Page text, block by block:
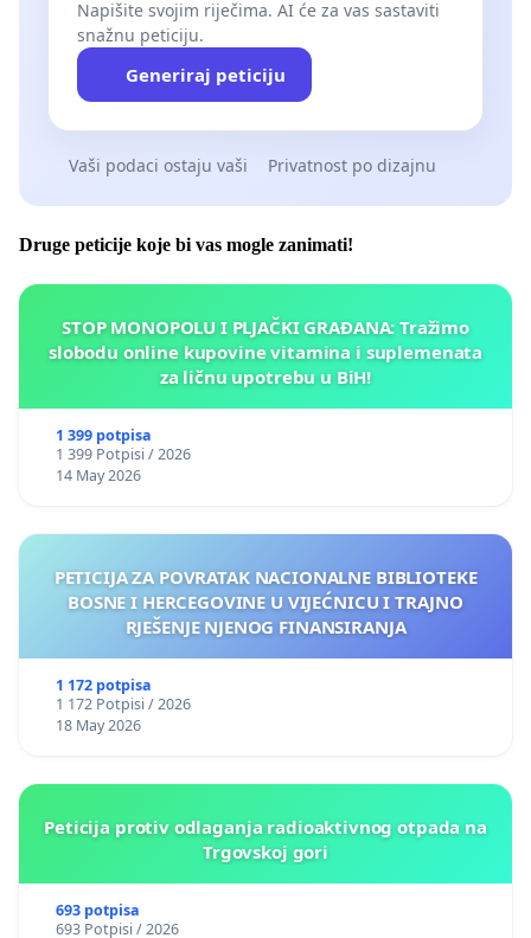
Napišite svojim riječima. AI će za vas sastaviti
snažnu peticiju.
Generiraj peticiju
Vaši podaci ostaju vaši Privatnost po dizajnu
Druge peticije koje bi vas mogle zanimati!
STOP MONOPOLU I PLJAČKI GRAĐANA: Tražimo
slobodu online kupovine vitamina i suplemenata
za ličnu upotrebu u BiH!
1 399 potpisa
1 399 Potpisi / 2026
14 May 2026
PETICIJA ZA POVRATAK NACIONALNE BIBLIOTEKE
BOSNE I HERCEGOVINE U VIJEĆNICU I TRAJNO
RJEŠENJE NJENOG FINANSIRANJA
1 172 potpisa
1 172 Potpisi / 2026
18 May 2026
Peticija protiv odlaganja radioaktivnog otpada na
Trgovskoj gori
693 potpisa
693 Potpisi / 2026